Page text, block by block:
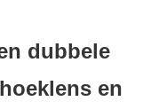
dubbele
en